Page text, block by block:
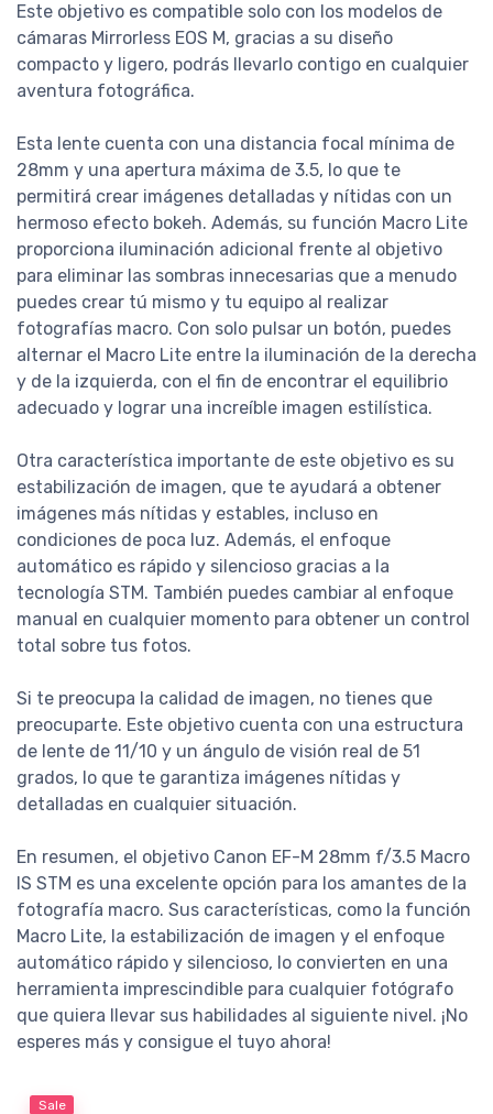
Este objetivo es compatible solo con los modelos de
cámaras Mirrorless EOS M, gracias a su diseño
compacto y ligero, podrás llevarlo contigo en cualquier
aventura fotográfica.
Esta lente cuenta con una distancia focal mínima de
28mm y una apertura máxima de 3.5, lo que te
permitirá crear imágenes detalladas y nítidas con un
hermoso efecto bokeh. Además, su función Macro Lite
proporciona iluminación adicional frente al objetivo
para eliminar las sombras innecesarias que a menudo
puedes crear tú mismo y tu equipo al realizar
fotografías macro. Con solo pulsar un botón, puedes
alternar el Macro Lite entre la iluminación de la derecha
y de la izquierda, con el fin de encontrar el equilibrio
adecuado y lograr una increíble imagen estilística.
Otra característica importante de este objetivo es su
estabilización de imagen, que te ayudará a obtener
imágenes más nítidas y estables, incluso en
condiciones de poca luz. Además, el enfoque
automático es rápido y silencioso gracias a la
tecnología STM. También puedes cambiar al enfoque
manual en cualquier momento para obtener un control
total sobre tus fotos.
Si te preocupa la calidad de imagen, no tienes que
preocuparte. Este objetivo cuenta con una estructura
de lente de 11/10 y un ángulo de visión real de 51
grados, lo que te garantiza imágenes nítidas y
detalladas en cualquier situación.
En resumen, el objetivo Canon EF-M 28mm f/3.5 Macro
IS STM es una excelente opción para los amantes de la
fotografía macro. Sus características, como la función
Macro Lite, la estabilización de imagen y el enfoque
automático rápido y silencioso, lo convierten en una
herramienta imprescindible para cualquier fotógrafo
que quiera llevar sus habilidades al siguiente nivel. ¡No
esperes más y consigue el tuyo ahora!
Sale